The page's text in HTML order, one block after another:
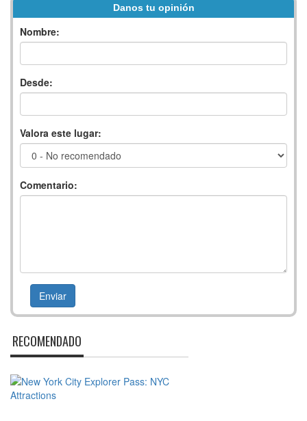
Danos tu opinión
Nombre:
Desde:
Valora este lugar:
Comentario:
RECOMENDADO